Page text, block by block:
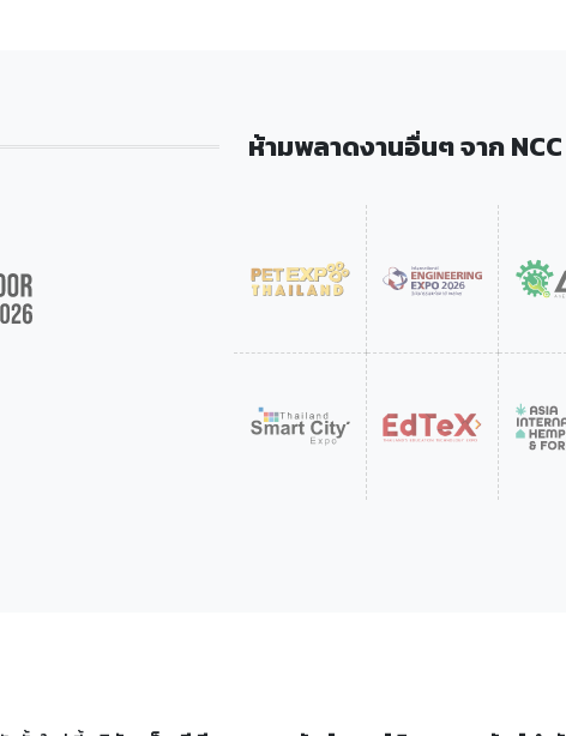
ห้ามพลาดงานอื่นๆ จาก NCC